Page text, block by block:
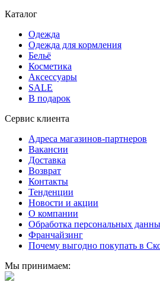
Каталог
Одежда
Одежда для кормления
Бельё
Косметика
Аксессуары
SALE
В подарок
Сервис клиента
Адреса магазинов-партнеров
Вакансии
Доставка
Возврат
Контакты
Тенденции
Новости и акции
О компании
Обработка персональных
Франчайзинг
Почему выгодно покупать в
Мы принимаем: